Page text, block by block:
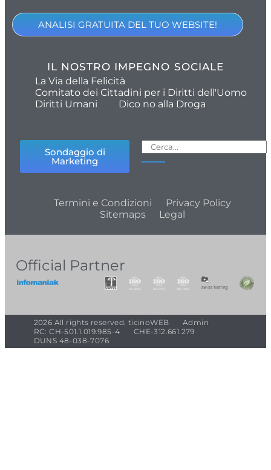
ANALISI GRATUITA DEL TUO WEBSITE!
IL NOSTRO IMPEGNO SOCIALE
La Via della Felicità
Comitato dei Cittadini per i Diritti dell'Uomo
Diritti Umani
Dico no alla Droga
Sondaggio di
Marketing
Termini e Condizioni
Privacy Policy
Sitemaps
Legal
Official Partner
2026 All rights reserved. ticinoWEB
Admin
RC: CH-501.1.019.985-4
CHE-312.661.279
DUNS 48-038-7076